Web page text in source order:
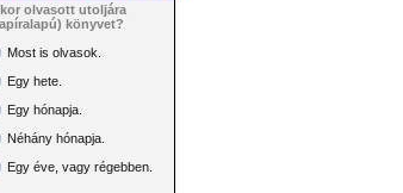
olvasott utoljára
könyvet?
Most is olvasok.
Egy hete.
Egy hónapja.
Néhány hónapja.
Egy éve, vagy régebben.